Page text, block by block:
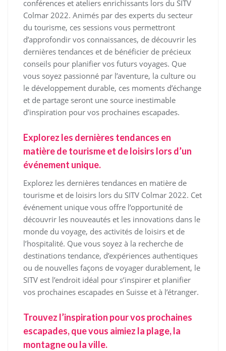
conférences et ateliers enrichissants lors du SITV
Colmar 2022. Animés par des experts du secteur
du tourisme, ces sessions vous permettront
d’approfondir vos connaissances, de découvrir les
dernières tendances et de bénéficier de précieux
conseils pour planifier vos futurs voyages. Que
vous soyez passionné par l’aventure, la culture ou
le développement durable, ces moments d’échange
et de partage seront une source inestimable
d’inspiration pour vos prochaines escapades.
Explorez les dernières tendances en
matière de tourisme et de loisirs lors d’un
événement unique.
Explorez les dernières tendances en matière de
tourisme et de loisirs lors du SITV Colmar 2022. Cet
événement unique vous offre l’opportunité de
découvrir les nouveautés et les innovations dans le
monde du voyage, des activités de loisirs et de
l’hospitalité. Que vous soyez à la recherche de
destinations tendance, d’expériences authentiques
ou de nouvelles façons de voyager durablement, le
SITV est l’endroit idéal pour s’inspirer et planifier
vos prochaines escapades en Suisse et à l’étranger.
Trouvez l’inspiration pour vos prochaines
escapades, que vous aimiez la plage, la
montagne ou la ville.